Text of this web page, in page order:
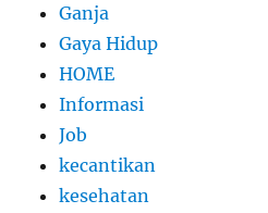
Ganja
Gaya Hidup
HOME
Informasi
Job
kecantikan
kesehatan